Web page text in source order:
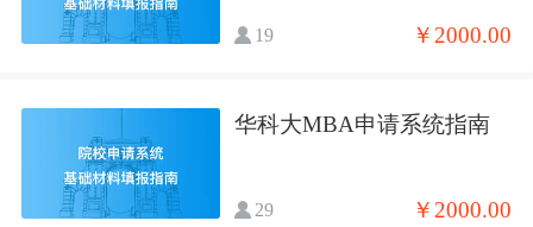
19 ￥2000.00
华科大MBA申请系统指南
29 ￥2000.00